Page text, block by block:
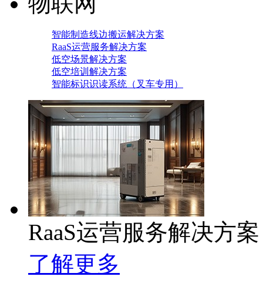
智能制造线边搬运解决方案
RaaS运营服务解决方案
低空场景解决方案
低空培训解决方案
智能标识识读系统（叉车专用）
RaaS运营服务解决方案
了解更多